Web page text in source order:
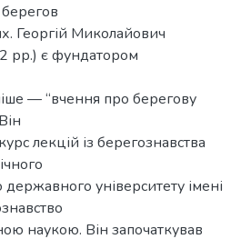
Георгій Миколайович
рр.) є фундатором
— “вчення про берегову
лекцій із берегознавства
університету імені
наукою. Він започаткував